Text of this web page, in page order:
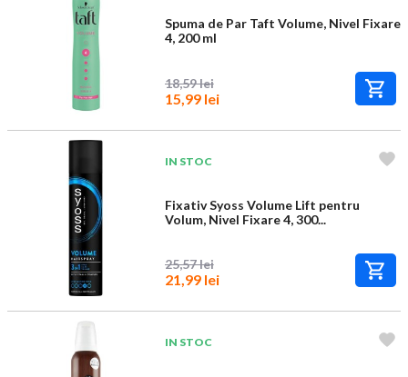
Spuma de Par Taft Volume, Nivel Fixare
4, 200 ml
18,59 lei
15,99 lei
IN STOC
Fixativ Syoss Volume Lift pentru
Volum, Nivel Fixare 4, 300...
25,57 lei
21,99 lei
IN STOC